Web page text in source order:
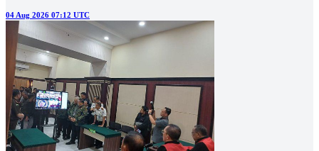
04 Aug 2026 07:12 UTC